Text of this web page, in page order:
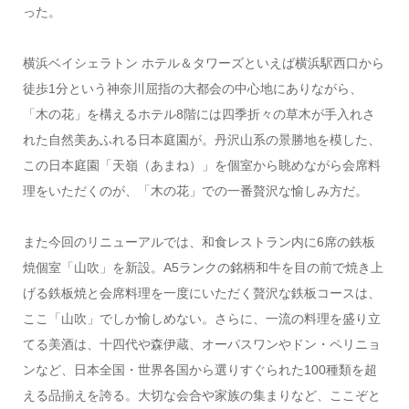
った。
横浜ベイシェラトン ホテル＆タワーズといえば横浜駅西口から
徒歩1分という神奈川屈指の大都会の中心地にありながら、
「木の花」を構えるホテル8階には四季折々の草木が手入れさ
れた自然美あふれる日本庭園が。丹沢山系の景勝地を模した、
この日本庭園「天嶺（あまね）」を個室から眺めながら会席料
理をいただくのが、「木の花」での一番贅沢な愉しみ方だ。
また今回のリニューアルでは、和食レストラン内に6席の鉄板
焼個室「山吹」を新設。A5ランクの銘柄和牛を目の前で焼き上
げる鉄板焼と会席料理を一度にいただく贅沢な鉄板コースは、
ここ「山吹」でしか愉しめない。さらに、一流の料理を盛り立
てる美酒は、十四代や森伊蔵、オーパスワンやドン・ペリニョ
ンなど、日本全国・世界各国から選りすぐられた100種類を超
える品揃えを誇る。大切な会合や家族の集まりなど、ここぞと